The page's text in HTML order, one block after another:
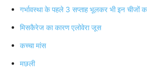
गर्भावस्था के पहले 3 सप्ताह भूलकर भी इन चीजों
मिसकैरेज का कारण एलोवेरा जूस
कच्चा मांस
मछली